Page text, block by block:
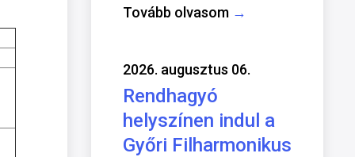
Tovább olvasom →
2026. augusztus 06.
Rendhagyó
helyszínen indul a
Győri Filharmonikus